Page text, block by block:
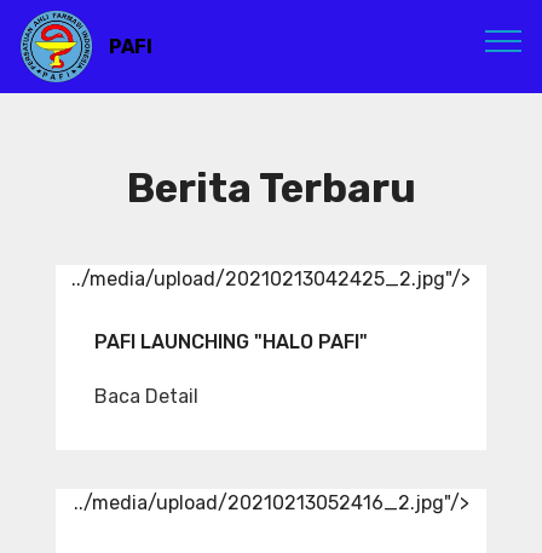
PAFI
Berita Terbaru
../media/upload/20210213042425_2.jpg"/>
PAFI LAUNCHING "HALO PAFI"
Baca Detail
../media/upload/20210213052416_2.jpg"/>